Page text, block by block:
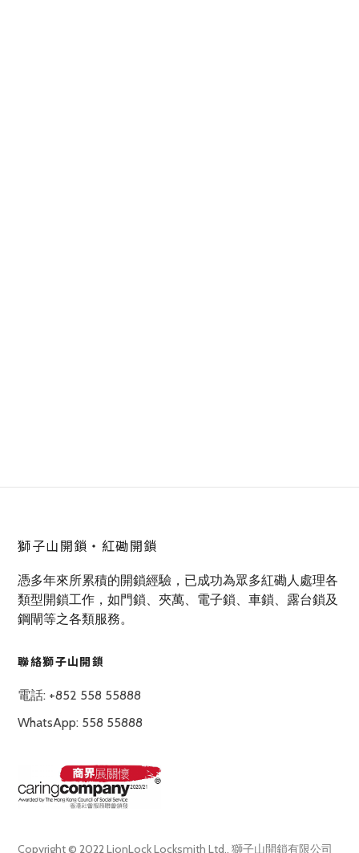
獅子山開鎖‧紅磡開鎖
憑多年來所累積的開鎖經驗，已成功為眾多紅磡人處理各
類型開鎖工作，如門鎖、夾萬、電子鎖、車鎖、露台鎖及
鋼閘等之各類服務。
聯絡獅子山開鎖
電話: +852 558 55888
WhatsApp: 558 55888
Copyright © 2022 LionLock Locksmith Ltd., 獅子山開鎖有限公司